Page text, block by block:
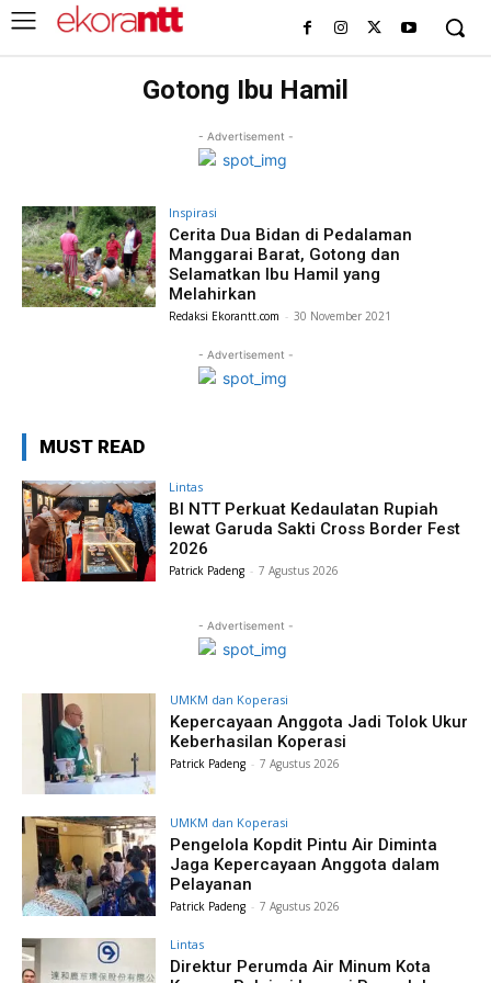
Gotong Ibu Hamil
- Advertisement -
Inspirasi
Cerita Dua Bidan di Pedalaman
Manggarai Barat, Gotong dan
Selamatkan Ibu Hamil yang
Melahirkan
Redaksi Ekorantt.com - 30 November 2021
- Advertisement -
MUST READ
Lintas
BI NTT Perkuat Kedaulatan Rupiah
lewat Garuda Sakti Cross Border Fest
2026
Patrick Padeng - 7 Agustus 2026
- Advertisement -
UMKM dan Koperasi
Kepercayaan Anggota Jadi Tolok Ukur
Keberhasilan Koperasi
Patrick Padeng - 7 Agustus 2026
UMKM dan Koperasi
Pengelola Kopdit Pintu Air Diminta
Jaga Kepercayaan Anggota dalam
Pelayanan
Patrick Padeng - 7 Agustus 2026
Lintas
Direktur Perumda Air Minum Kota